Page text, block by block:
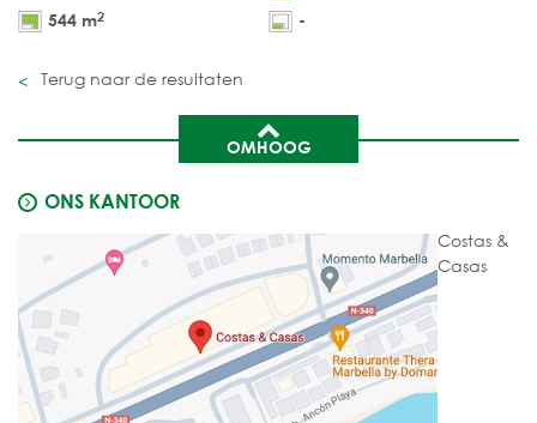
544 m2 -
Terug naar de resultaten
OMHOOG
ONS KANTOOR
Costas &
Casas